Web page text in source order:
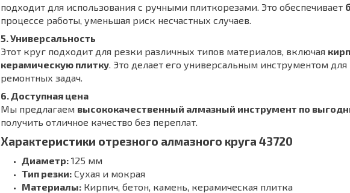
подходит для использования с ручными плиткорезами. Это обеспечивает
процессе работы, уменьшая риск несчастных случаев.
5. Универсальность
Этот круг подходит для резки различных типов материалов, включая
керамическую плитку. Это делает его универсальным инструментом
ремонтных задач.
6. Доступная цена
Мы предлагаем высококачественный алмазный инструмент по
получить отличное качество без переплат.
Характеристики отрезного алмазного круга 43720
Диаметр: 125 мм
Тип резки: Сухая и мокрая
Материалы: Кирпич, бетон, камень, керамическая плитка